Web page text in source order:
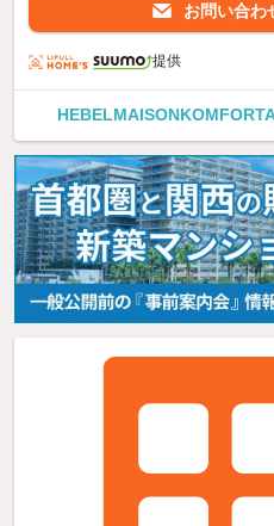
お問い合わ
提供